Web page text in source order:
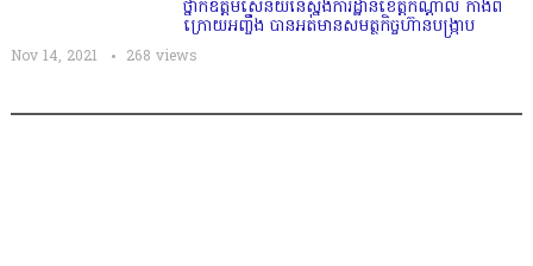
ថ្នាក់ឧត្ដមសេនីយ៍នៃស្នងការដ្ឋានខេត្តកណ្ដាល កាងពី
ក្រោយអញ្ចឹង​ បានអត់មានសមត្ថកិច្ចហ៊ានបង្រ្កាប
Nov 14, 2021 268 views